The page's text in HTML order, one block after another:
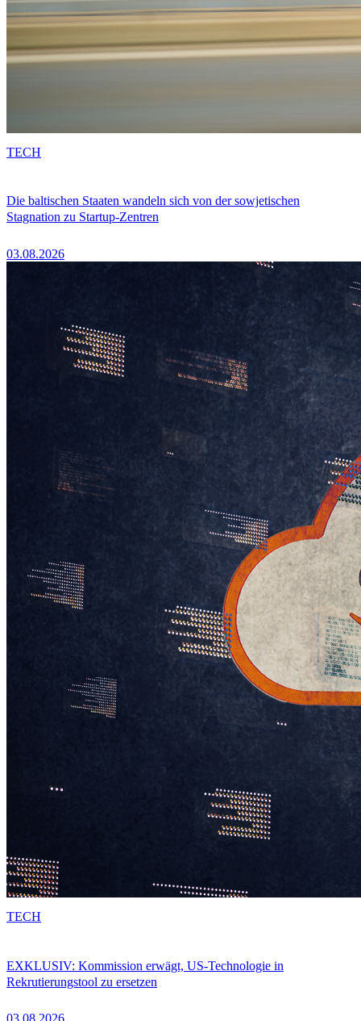
Die baltischen Staaten wandeln sich von der sowjetischen
Stagnation zu Startup-Zentren
03.08.2026
TECH
EXKLUSIV: Kommission erwägt, US-Technologie in
Rekrutierungstool zu ersetzen
TECH